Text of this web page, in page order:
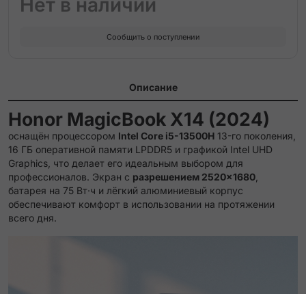
Нет в наличии
Сообщить о поступлении
Описание
Honor MagicBook X14 (2024)
оснащён процессором Intel Core i5-13500H 13-го поколения,
16 ГБ оперативной памяти LPDDR5 и графикой Intel UHD
Graphics, что делает его идеальным выбором для
профессионалов. Экран с разрешением 2520×1680
батарея на 75 Вт·ч и лёгкий алюминиевый корпус
обеспечивают комфорт в использовании на протяжении
всего дня.